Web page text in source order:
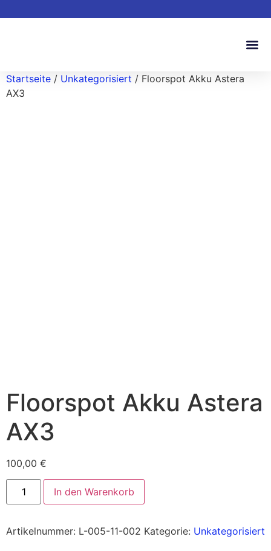
Startseite / Unkategorisiert / Floorspot Akku Astera
AX3
Floorspot Akku Astera
AX3
100,00 €
In den Warenkorb
Artikelnummer: L-005-11-002 Kategorie: Unkategorisiert